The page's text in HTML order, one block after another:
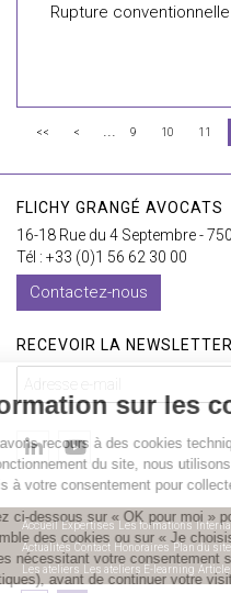
Rupture
<< < ... 9 10 11
FLICHY GRANGÉ AVOCATS
16-18 Rue du 4 Septembre -
Tél : +33 (0)1 56 62 30 00
Contactez-nous
RECEVOIR LA NEWSLETTER
Accueil Expertises Les formations
Actualités Contact Honoraires Plan du site
Les ateliers
Les ateliers E-learning